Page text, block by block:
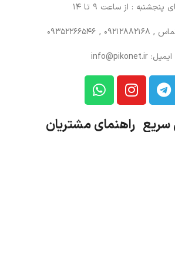
پنجشنبه : از ساعت 9 تا 14
, 09212882168 , 09352266546
ایمیل: info@pikonet.ir
راهنمای مشتریان